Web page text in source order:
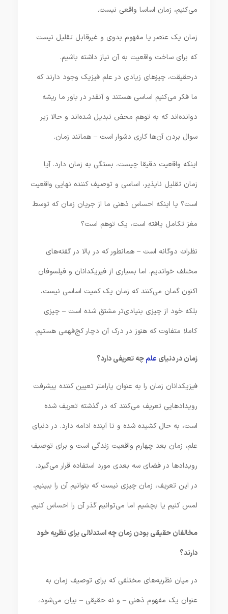
می‌کنیم، زمان اساسا واقعی نیست.
زمان یک عنصر یا مفهوم بدوی و غیرقابل تقلیل نیست
که برای ساخت واقعیت به آن نیاز داشته باشیم.
درحقیقت، چیزهای زیادی در علم فیزیک وجود دارند که
ما فکر می‌کنیم اساسی هستند و آنقدر در باور ما ریشه
دوانده‌اند که به توهم محض تبدیل شده‌اند و حالا زیر
سوال بردن آن‌ها کاری دشوار است – همانند زمان.
اینکه واقعیت دقیقا چیست، بستگی به زمان دارد. آیا
زمان تقلیل ناپذیر، اساسی و توصیف کننده نهایی واقعیت
است؟ یا اینکه احساس ذهنی ما از جریان زمان که توسط
مغز تکامل یافته است، یک توهم است؟
نظرات دوگانه است – همانطور که در بالا در گفته‌های
مختلف خواندیم. اما بسیاری از فیزیکدانان و فیلسوفان
اکنون گمان می‌‌کنند که زمان یک کمیت اساسی نیست،
بلکه خود از چیزی بنیادی‌تر مشتق شده است – چیزی
کاملا متفاوت که هنوز در درک آن دچار کج‌فهمی هستیم.
زمان در دنیای علمچه تعریفی دارد؟
فیزیکدانان زمان را به عنوان پارامتر تعیین کننده پیشرفت
رویدادهایی تعریف می‌کنند که در گذشته تعریف شده
است، به حال کشیده شده و تا آینده ادامه دارد. در دنیای
علم، زمان بعد چهارم واقعیت زندگی است و برای توصیف
رویدادها در فضای سه بعدی مورد استفاده قرار می‌گیرد.
در این تعریف، زمان چیزی نیست که بتوانیم آن را ببینیم،
لمس کنیم یا بچشیم اما می‌توانیم گذر آن را احساس کنیم.
مخالفان حقیقی بودن زمان چه استدلالی برای نظریه خود
دارند؟
در میان نظریه‌های مختلفی که برای توصیف زمان به
عنوان یک مفهوم ذهنی – و نه حقیقی – بیان می‌شود،